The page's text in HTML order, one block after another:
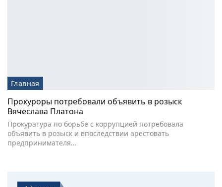
Главная
Прокуроры потребовали объявить в розыск
Вячеслава Платона
Прокуратура по борьбе с коррупцией потребовала
объявить в розыск и впоследствии арестовать
предпринимателя…